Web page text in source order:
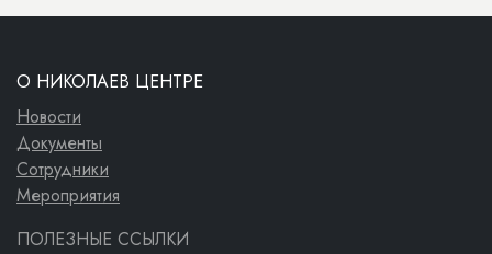
О НИКОЛАЕВ ЦЕНТРЕ
Новости
Документы
Сотрудники
Мероприятия
ПОЛЕЗНЫЕ ССЫЛКИ